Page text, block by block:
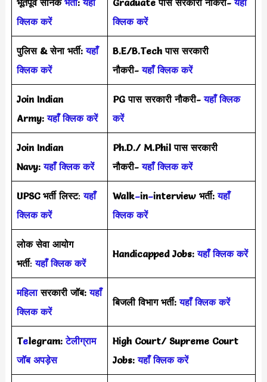
क्लिक करें
क्लिक करें
पुलिस & सेना भर्ती: यहाँ
क्लिक करें
B.E/B.Tech पास सरकारी
नौकरी- यहाँ क्लिक करें
Join Indian
Army:यहाँ क्लिक करें
PG पास सरकारी नौकरी- यहाँ क्लिक
करें
Join Indian
Navy:यहाँ क्लिक करें
Ph.D./ M.Phil पास सरकारी
नौकरी- यहाँ क्लिक करें
UPSC भर्ती लिस्ट:यहाँ
क्लिक करें
Walk–in–interview भर्ती:यहाँ
क्लिक करें
लोक सेवा आयोग
भर्ती:यहाँ क्लिक करें
Handicapped Jobs:यहाँ क्लिक करें
महिलासरकारी जॉब: यहाँ
क्लिक करें
बिजली विभाग भर्ती:यहाँ क्लिक करें
Telegram: टेलीग्राम
जॉब अपड़ेस
High Court/ Supreme Court
Jobs:यहाँ क्लिक करें